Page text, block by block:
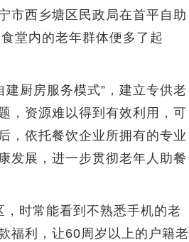
市西乡塘区民政局在首平自助
堂内的老年群体便多了起
厨房服务模式”，建立专供老
，资源难以得到有效利用，可
，依托餐饮企业所拥有的专业
发展，进一步贯彻老年人助餐
时常能看到不熟悉手机的老
福利，让60周岁以上的户籍老